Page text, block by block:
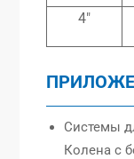
4″
Системы
Колена с